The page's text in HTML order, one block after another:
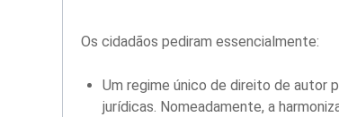
Os cidadãos pediram essencialmente:
Um regime único de direito de autor
jurídicas. Nomeadamente, a